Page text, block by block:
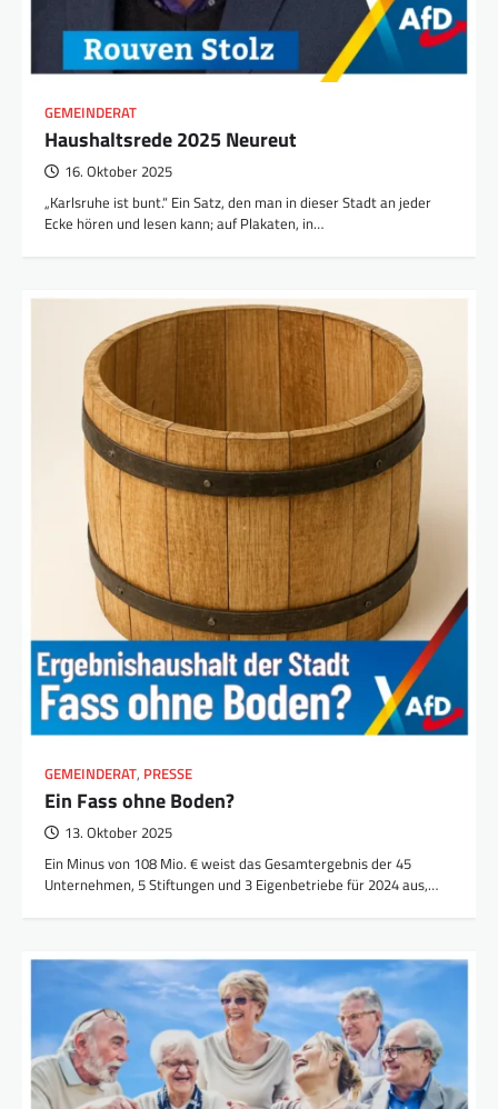
GEMEINDERAT
Haushaltsrede 2025 Neureut
16. Oktober 2025
„Karlsruhe ist bunt.“ Ein Satz, den man in dieser Stadt an jeder
Ecke hören und lesen kann; auf Plakaten, in…
GEMEINDERAT, PRESSE
Ein Fass ohne Boden?
13. Oktober 2025
Ein Minus von 108 Mio. € weist das Gesamtergebnis der 45
Unternehmen, 5 Stiftungen und 3 Eigenbetriebe für 2024 aus,…